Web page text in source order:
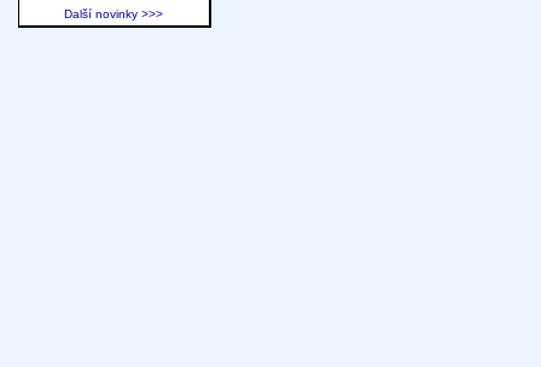
Další novinky >>>